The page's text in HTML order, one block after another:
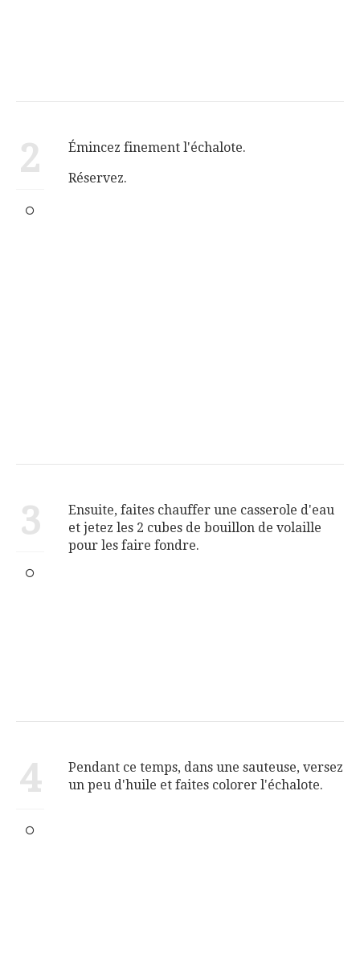
2
Émincez finement l'échalote.
Réservez.
3
Ensuite, faites chauffer une casserole d'eau
et jetez les 2 cubes de bouillon de volaille
pour les faire fondre.
4
Pendant ce temps, dans une sauteuse, versez
un peu d'huile et faites colorer l'échalote.